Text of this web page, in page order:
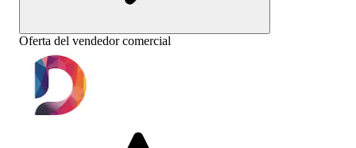
Oferta del vendedor comercial